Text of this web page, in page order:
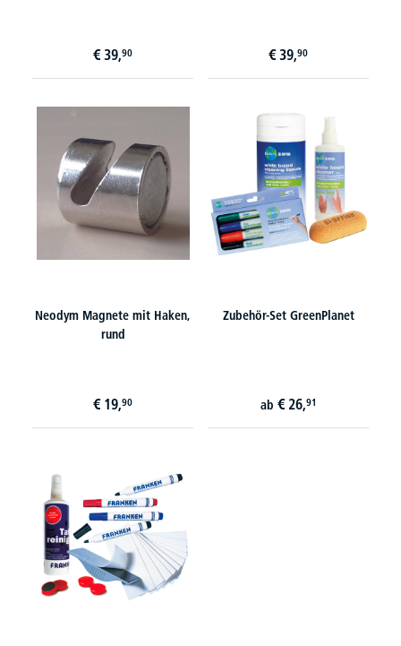
€ 39,90 € 39,90
Neodym Magnete mit Haken,
rund
€ 19,90
Zubehör-Set GreenPlanet
ab € 26,91